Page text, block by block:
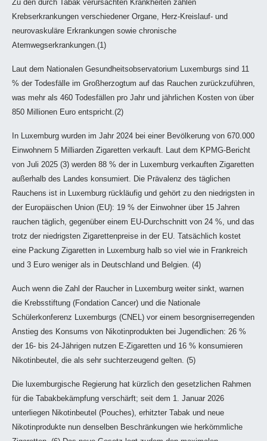
Zu den durch Tabak verursachten Krankheiten zählen
Krebserkrankungen verschiedener Organe, Herz-Kreislauf- und
neurovaskuläre Erkrankungen sowie chronische
Atemwegserkrankungen.(1)
Laut dem Nationalen Gesundheitsobservatorium Luxemburgs sind 11
% der Todesfälle im Großherzogtum auf das Rauchen zurückzuführen,
was mehr als 460 Todesfällen pro Jahr und jährlichen Kosten von über
850 Millionen Euro entspricht.(2)
In Luxemburg wurden im Jahr 2024 bei einer Bevölkerung von 670.000
Einwohnern 5 Milliarden Zigaretten verkauft. Laut dem KPMG-Bericht
von Juli 2025 (3) werden 88 % der in Luxemburg verkauften Zigaretten
außerhalb des Landes konsumiert. Die Prävalenz des täglichen
Rauchens ist in Luxemburg rückläufig und gehört zu den niedrigsten in
der Europäischen Union (EU): 19 % der Einwohner über 15 Jahren
rauchen täglich, gegenüber einem EU-Durchschnitt von 24 %, und das
trotz der niedrigsten Zigarettenpreise in der EU. Tatsächlich kostet
eine Packung Zigaretten in Luxemburg halb so viel wie in Frankreich
und 3 Euro weniger als in Deutschland und Belgien. (4)
Auch wenn die Zahl der Raucher in Luxemburg weiter sinkt, warnen
die Krebsstiftung (Fondation Cancer) und die Nationale
Schülerkonferenz Luxemburgs (CNEL) vor einem besorgniserregenden
Anstieg des Konsums von Nikotinprodukten bei Jugendlichen: 26 %
der 16- bis 24-Jährigen nutzen E-Zigaretten und 16 % konsumieren
Nikotinbeutel, die als sehr suchterzeugend gelten. (5)
Die luxemburgische Regierung hat kürzlich den gesetzlichen Rahmen
für die Tabakbekämpfung verschärft; seit dem 1. Januar 2026
unterliegen Nikotinbeutel (Pouches), erhitzter Tabak und neue
Nikotinprodukte nun denselben Beschränkungen wie herkömmliche